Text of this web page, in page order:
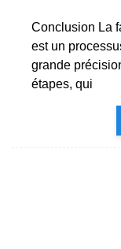
Conclusion La
est un
grande
étapes, qui